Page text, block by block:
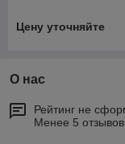
Цену уточняйте
О нас
Рейтинг не
Менее 5